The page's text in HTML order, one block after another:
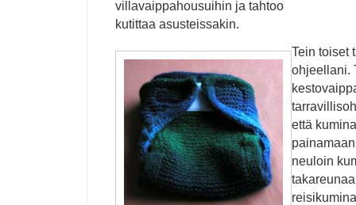
villavaippahousuihin ja tahtoo
kutittaa asusteissakin.
Tein toiset
ohjeellani.
että
neuloin